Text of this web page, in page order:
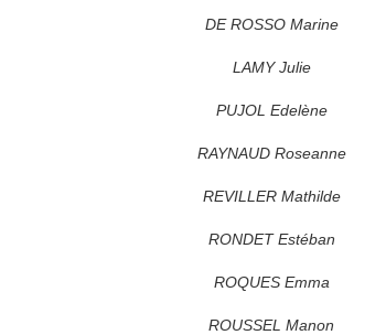
DE ROSSO Marine
LAMY Julie
PUJOL Edelène
RAYNAUD Roseanne
REVILLER Mathilde
RONDET Estéban
ROQUES Emma
ROUSSEL Manon